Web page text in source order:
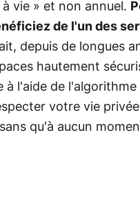
vie » et non annuel.
de l'un des
depuis de longues
hautement
à l'aide de
votre vie
qu'à aucun